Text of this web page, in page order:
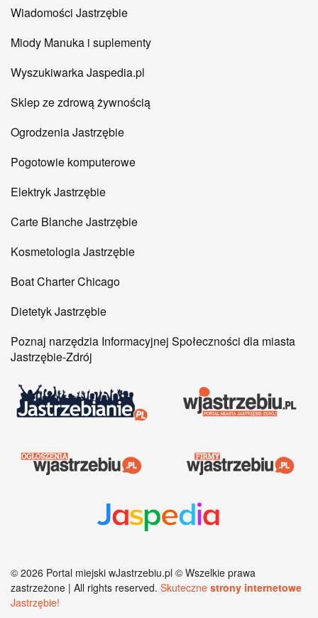
Wiadomości Jastrzębie
Miody Manuka i suplementy
Wyszukiwarka Jaspedia.pl
Sklep ze zdrową żywnością
Ogrodzenia Jastrzębie
Pogotowie komputerowe
Elektryk Jastrzębie
Carte Blanche Jastrzębie
Kosmetologia Jastrzębie
Boat Charter Chicago
Dietetyk Jastrzębie
Poznaj narzędzia Informacyjnej Społeczności dla miasta
Jastrzębie-Zdrój
© 2026 Portal miejski wJastrzebiu.pl © Wszelkie prawa
zastrzeżone | All rights reserved. Skuteczne strony internetowe
Jastrzębie!